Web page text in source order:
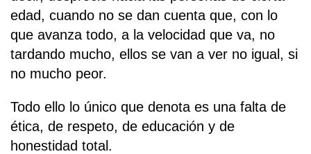
edad, cuando no se dan cuenta que, con lo
que avanza todo, a la velocidad que va, no
tardando mucho, ellos se van a ver no igual, si
no mucho peor.
Todo ello lo único que denota es una falta de
ética, de respeto, de educación y de
honestidad total.